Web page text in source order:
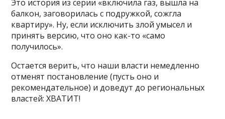
Это история из серии «включила газ, вышла на
балкон, заговорилась с подружкой, сожгла
квартиру». Ну, если исключить злой умысел и
принять версию, что оно как-то «само
получилось».
Остается верить, что наши власти немедленно
отменят постановление (пусть оно и
рекомендательное) и доведут до региональных
властей: ХВАТИТ!